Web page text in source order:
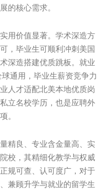
的核心需求。
用价值显著。学术深造方
，毕业生可顺利冲刺美国
深造搭建优质跳板。就业
通用，毕业生薪资竞争力
人才适配北美本地优质岗
立名校学历，也是应聘外
。
精良、专业含金量高、实
校，其精细化教学与权威
规可查、认可度广，对于
兼顾升学与就业的留学生